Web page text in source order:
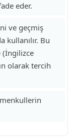
eder.
ve geçmiş
kullanılır. Bu
(İngilizce
olarak tercih